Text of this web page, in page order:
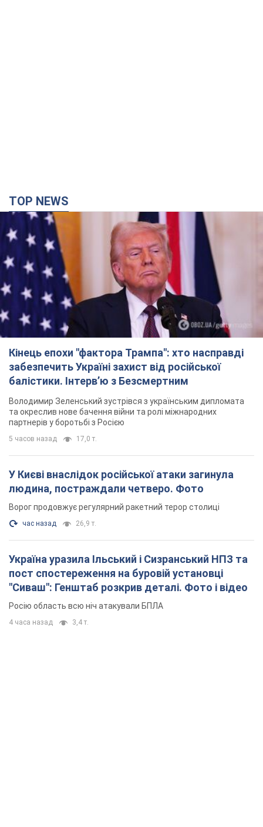
TOP NEWS
Кінець епохи "фактора Трампа": хто насправді
забезпечить Україні захист від російської
балістики. Інтерв’ю з Безсмертним
Володимир Зеленський зустрівся з українським дипломата
та окреслив нове бачення війни та ролі міжнародних
партнерів у боротьбі з Росією
5 часов назад 17,0 т.
У Києві внаслідок російської атаки загинула
людина, постраждали четверо. Фото
Ворог продовжує регулярний ракетний терор столиці
час назад 26,9 т.
Україна уразила Ільський і Сизранський НПЗ та
пост спостереження на буровій установці
"Сиваш": Генштаб розкрив деталі. Фото і відео
Росію область всю ніч атакували БПЛА
4 часа назад 3,4 т.